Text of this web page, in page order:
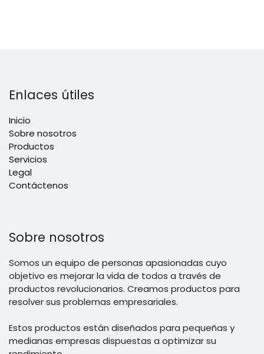
Enlaces útiles
Inicio
Sobre nosotros
Productos
Servicios
Legal
Contáctenos
Sobre nosotros
Somos un equipo de personas apasionadas cuyo
objetivo es mejorar la vida de todos a través de
productos revolucionarios. Creamos productos para
resolver sus problemas empresariales.
Estos productos están diseñados para pequeñas y
medianas empresas dispuestas a optimizar su